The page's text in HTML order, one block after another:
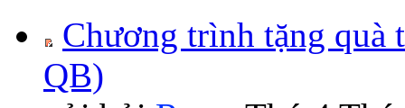
Chương trình tặng quà
QB)